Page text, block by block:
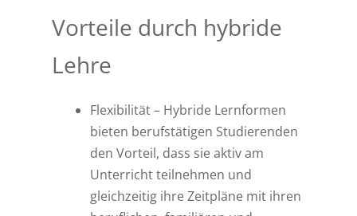
Vorteile durch hybride
Lehre
Flexibilität – Hybride Lernformen
bieten berufstätigen Studierenden
den Vorteil, dass sie aktiv am
Unterricht teilnehmen und
gleichzeitig ihre Zeitpläne mit ihren